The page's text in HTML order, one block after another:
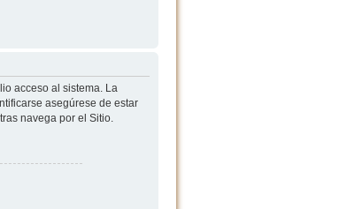
acceso al sistema. La
asegúrese de estar
navega por el Sitio.